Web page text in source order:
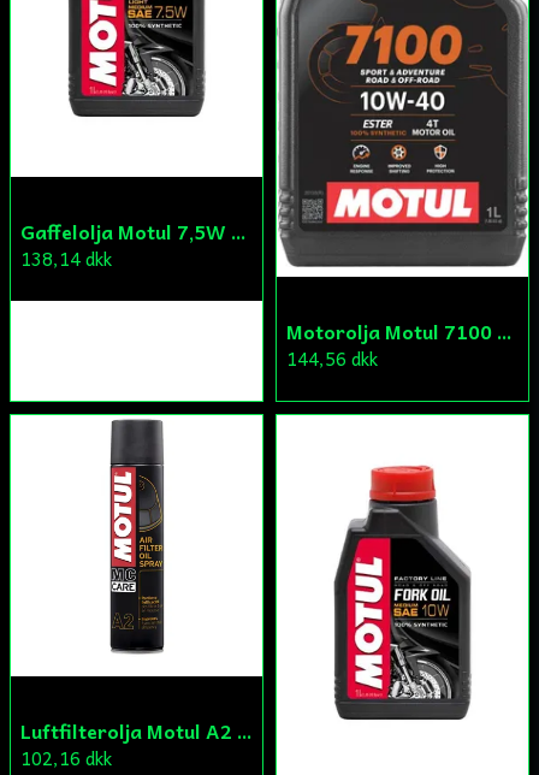
Skicka fråga
Gaffelolja Motul 7,5W 1L
138,14 dkk
Motorolja Motul 7100 4T 10W-40 1L
144,56 dkk
Luftfilterolja Motul A2 Spray 400ml
102,16 dkk